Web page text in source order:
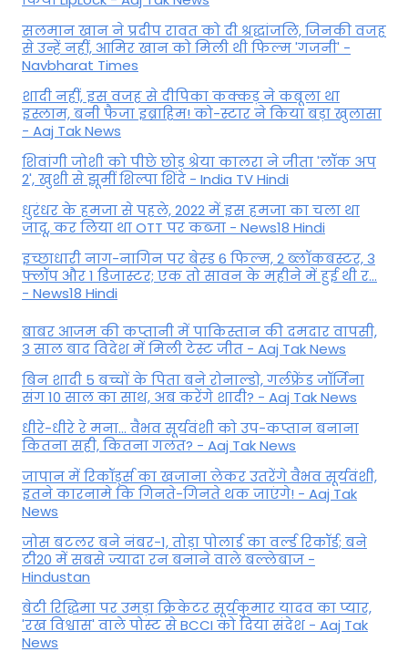
सलमान खान ने प्रदीप रावत को दी श्रद्धांजलि, जिनकी वजह
से उन्हें नहीं, आमिर खान को मिली थी फिल्म 'गजनी' -
Navbharat Times
शादी नहीं, इस वजह से दीपिका कक्कड़ ने कबूला था
इस्लाम, बनी फैजा इब्राहिम! को-स्टार ने किया बड़ा खुलासा
- Aaj Tak News
शिवांगी जोशी को पीछे छोड़ श्रेया कालरा ने जीता 'लॉक अप
2', खुशी से झूमीं शिल्पा शिंदे - India TV Hindi
धुरंधर के हमजा से पहले, 2022 में इस हमजा का चला था
जादू, कर लिया था OTT पर कब्जा - News18 Hindi
इच्छाधारी नाग-नागिन पर बेस्ड 6 फिल्म, 2 ब्लॉकबस्टर, 3
फ्लॉप और 1 डिजास्टर; एक तो सावन के महीने में हुई थी र...
- News18 Hindi
बाबर आजम की कप्तानी में पाकिस्तान की दमदार वापसी,
3 साल बाद विदेश में मिली टेस्ट जीत - Aaj Tak News
बिन शादी 5 बच्चों के पिता बने रोनाल्डो, गर्लफ्रेंड जॉर्जिना
संग 10 साल का साथ, अब करेंगे शादी? - Aaj Tak News
धीरे-धीरे रे मना… वैभव सूर्यवंशी को उप-कप्तान बनाना
कितना सही, कितना गलत? - Aaj Tak News
जापान में रिकॉर्ड्स का खजाना लेकर उतरेंगे वैभव सूर्यवंशी,
इतने कारनामे कि गिनते-गिनते थक जाएंगे! - Aaj Tak
News
जोस बटलर बने नंबर-1, तोड़ा पोलार्ड का वर्ल्ड रिकॉर्ड; बने
टी20 में सबसे ज्यादा रन बनाने वाले बल्लेबाज -
Hindustan
बेटी र‍िद्ध‍िमा पर उमड़ा क्रिकेटर सूर्यकुमार यादव का प्यार,
'रख विश्वास' वाले पोस्ट से BCCI को दिया संदेश - Aaj Tak
News